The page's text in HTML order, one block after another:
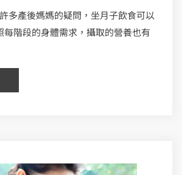
多產後媽媽的疑問，坐月子飲食可以
每階段的身體需求，攝取的營養也有